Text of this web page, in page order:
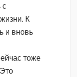
с
К
и вновь
тоже